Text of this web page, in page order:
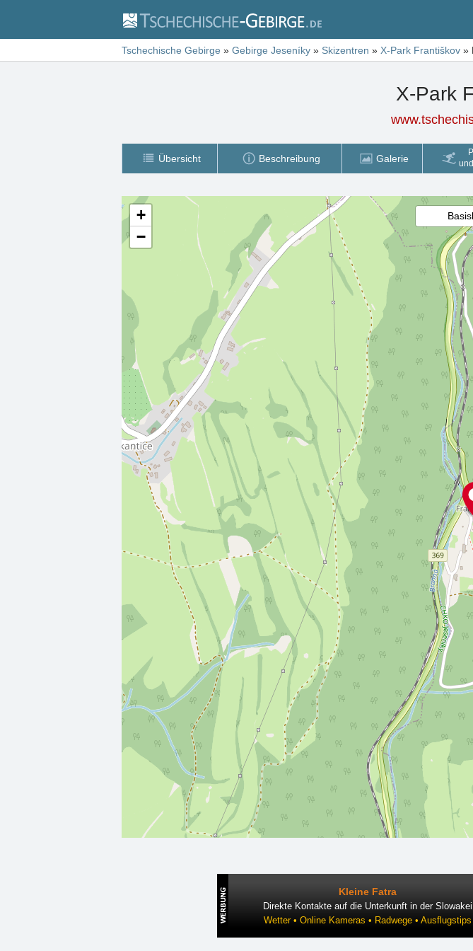
Tschechische Gebirge » Gebirge Jeseníky » Skizentren » X-Park Františkov »
X-Park
Übersicht Beschreibung Galerie
+
−
Kleine Fatra
Direkte Kontakte auf die Unterkunft in der Slowakei
Wetter • Online Kameras • Radwege • Ausflugstips